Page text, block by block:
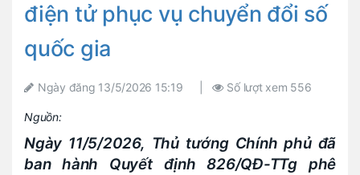
điện tử phục vụ chuyển đổi số
quốc gia
Ngày đăng 13/5/2026 15:19 Số lượt xem 556
Nguồn:
Ngày 11/5/2026, Thủ tướng Chính phủ đã
ban hành Quyết định 826/QĐ-TTg phê